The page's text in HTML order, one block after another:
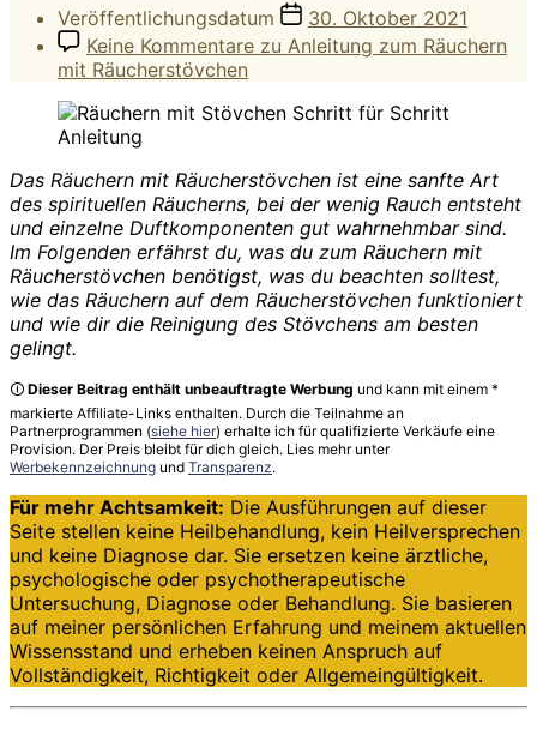
Veröffentlichungsdatum
30. Oktober 2021
Keine Kommentare zu Anleitung zum Räuchern
mit Räucherstövchen
Das Räuchern mit Räucherstövchen ist eine sanfte Art
des spirituellen Räucherns, bei der wenig Rauch entsteht
und einzelne Duftkomponenten gut wahrnehmbar sind.
Im Folgenden erfährst du, was du zum Räuchern mit
Räucherstövchen benötigst, was du beachten solltest,
wie das Räuchern auf dem Räucherstövchen funktioniert
und wie dir die Reinigung des Stövchens am besten
gelingt.
🛈 Dieser Beitrag enthält unbeauftragte Werbung und kann mit einem *
markierte Affiliate-Links enthalten. Durch die Teilnahme an
Partnerprogrammen (siehe hier) erhalte ich für qualifizierte Verkäufe eine
Provision. Der Preis bleibt für dich gleich. Lies mehr unter
Werbekennzeichnung und Transparenz.
Für mehr Achtsamkeit: Die Ausführungen auf dieser
Seite stellen keine Heilbehandlung, kein Heilversprechen
und keine Diagnose dar. Sie ersetzen keine ärztliche,
psychologische oder psychotherapeutische
Untersuchung, Diagnose oder Behandlung. Sie basieren
auf meiner persönlichen Erfahrung und meinem aktuellen
Wissensstand und erheben keinen Anspruch auf
Vollständigkeit, Richtigkeit oder Allgemeingültigkeit.